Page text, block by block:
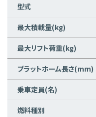
型式
最大積載量(kg)
最大リフト荷重(kg)
プラットホーム長さ(mm)
乗車定員(名)
燃料種別